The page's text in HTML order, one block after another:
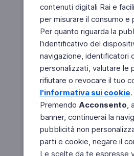
contenuti digitali Rai e
per misurare il consumo
Per quanto riguarda la
l'identificativo del
navigazione, identificatori
personalizzati, valutare le
rifiutare o revocare il tuo
l'informativa sui cookie.
Premendo Acconsento,
banner, continuerai la
pubblicità non
parti e cookie, negare il
Le scelte da te espresse